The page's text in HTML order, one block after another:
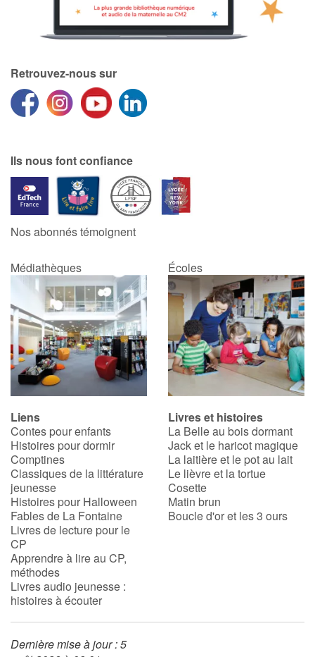
Retrouvez-nous sur
Ils nous font confiance
Nos abonnés témoignent
Médiathèques Écoles
Liens
Contes pour enfants
Histoires pour dormir
Comptines
Classiques de la littérature
jeunesse
Histoires pour Halloween
Fables de La Fontaine
Livres de lecture pour le
CP
Apprendre à lire au CP,
méthodes
Livres audio jeunesse :
histoires à écouter
Livres et histoires
La Belle au bois dormant
Jack et le haricot magique
La laitière et le pot au lait
Le lièvre et la tortue
Cosette
Matin brun
Boucle d'or et les 3 ours
Dernière mise à jour : 5